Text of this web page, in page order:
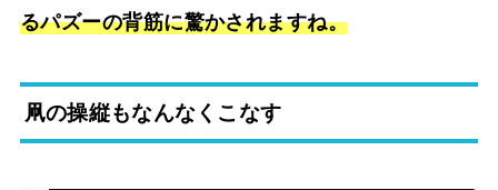
るパズーの背筋に驚かされますね。
凧の操縦もなんなくこなす